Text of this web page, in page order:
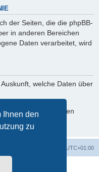
Ihnen den
zu
der Seiten, die die phpBB-
in anderen Bereichen
Daten verarbeitet, wird
welche Daten über
Sperrung Ihrer Daten
den Betreiber.
UTC+01:00
© phpBB Limited